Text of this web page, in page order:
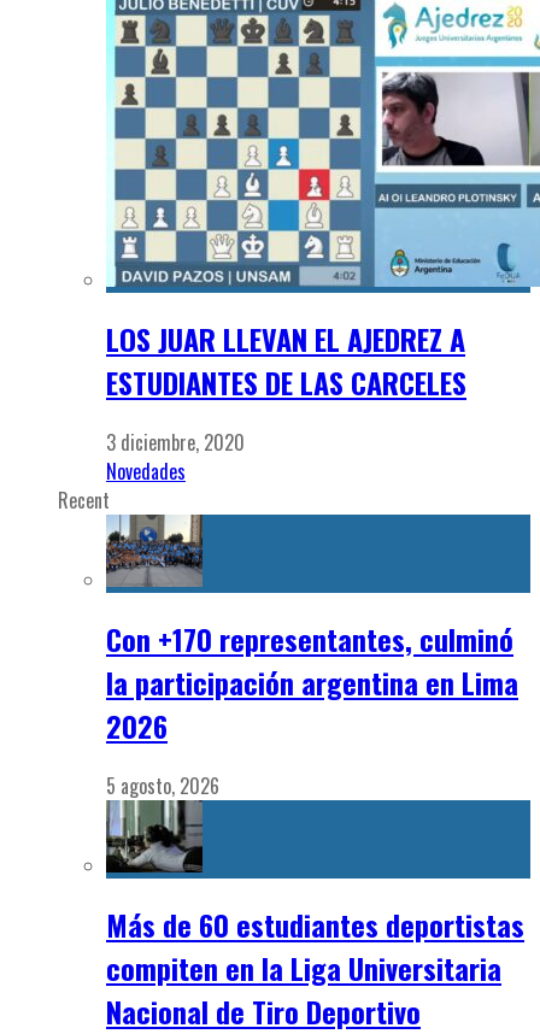
LOS JUAR LLEVAN EL AJEDREZ A
ESTUDIANTES DE LAS CARCELES
3 diciembre, 2020
Novedades
Recent
Con +170 representantes, culminó
la participación argentina en Lima
2026
5 agosto, 2026
Más de 60 estudiantes deportistas
compiten en la Liga Universitaria
Nacional de Tiro Deportivo